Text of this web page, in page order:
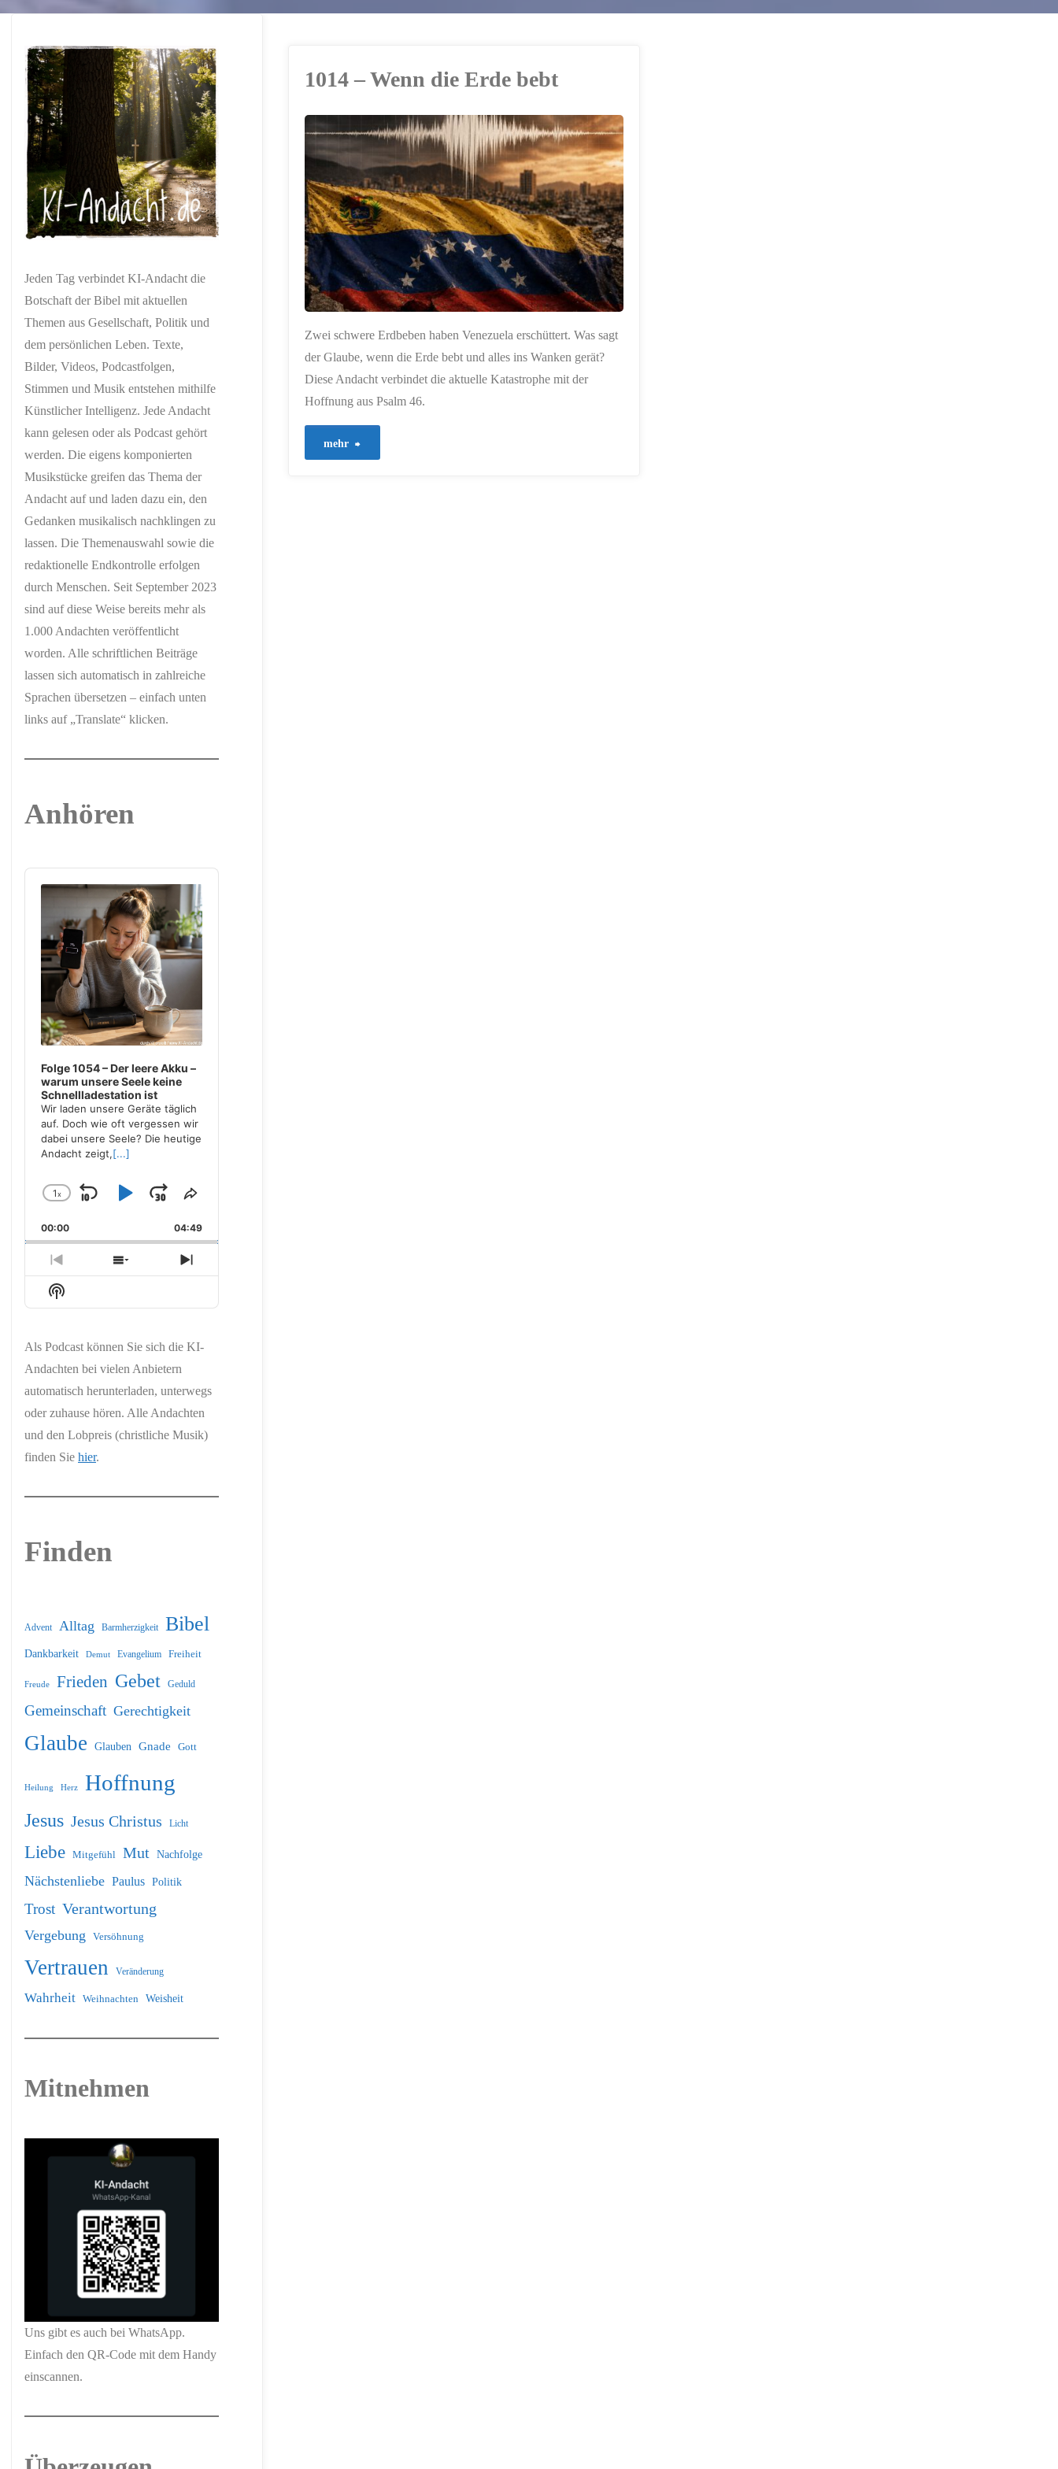
1014 – Wenn die Erde bebt
Zwei schwere Erdbeben haben Venezuela erschüttert. Was sagt
der Glaube, wenn die Erde bebt und alles ins Wanken gerät?
Diese Andacht verbindet die aktuelle Katastrophe mit der
Hoffnung aus Psalm 46.
mehr "1014
Jeden Tag verbindet KI-Andacht die
Botschaft der Bibel mit aktuellen
Themen aus Gesellschaft, Politik und
dem persönlichen Leben. Texte,
Bilder, Videos, Podcastfolgen,
Stimmen und Musik entstehen mithilfe
Künstlicher Intelligenz. Jede Andacht
kann gelesen oder als Podcast gehört
werden. Die eigens komponierten
Musikstücke greifen das Thema der
Andacht auf und laden dazu ein, den
Gedanken musikalisch nachklingen zu
lassen. Die Themenauswahl sowie die
redaktionelle Endkontrolle erfolgen
durch Menschen. Seit September 2023
sind auf diese Weise bereits mehr als
1.000 Andachten veröffentlicht
worden. Alle schriftlichen Beiträge
lassen sich automatisch in zahlreiche
Sprachen übersetzen – einfach unten
links auf „Translate“ klicken.
Anhören
Audio
Player
Folge 1054 – Der leere Akku –
warum unsere Seele keine
Schnellladestation ist
Wir laden unsere Geräte täglich
auf. Doch wie oft vergessen wir
dabei unsere Seele? Die heutige
Andacht zeigt,[...]
Change
Rate
1x
Skip
Backward
Play
Pause
Jump
Forward
Share
Episode
00:00 04:49
Previous
Episode
Show
Episodes
Next
Episode
Show
Podcast
Als Podcast können Sie sich die KI-
Andachten bei vielen Anbietern
automatisch herunterladen, unterwegs
oder zuhause hören. Alle Andachten
und den Lobpreis (christliche Musik)
finden Sie hier.
Finden
Advent Alltag Barmherzigkeit Bibel
Dankbarkeit Demut Evangelium Freiheit
Freude Frieden Gebet Geduld
Gemeinschaft Gerechtigkeit
Glaube Glauben Gnade Gott
Heilung Herz Hoffnung
Jesus Jesus Christus Licht
Liebe Mitgefühl Mut Nachfolge
Nächstenliebe Paulus Politik
Trost Verantwortung
Vergebung Versöhnung
Vertrauen Veränderung
Wahrheit Weihnachten Weisheit
Mitnehmen
Uns gibt es auch bei WhatsApp.
Einfach den QR-Code mit dem Handy
einscannen.